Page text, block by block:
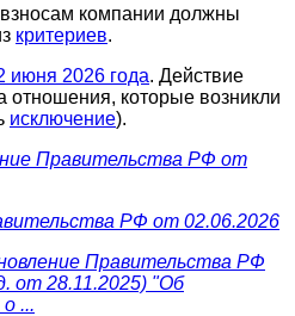
компании должны
критериев.
июня 2026 года. Действие
отношения, которые возникли
исключение).
Правительства РФ от
РФ от 02.06.2026
Правительства РФ
от 28.11.2025) "Об
...